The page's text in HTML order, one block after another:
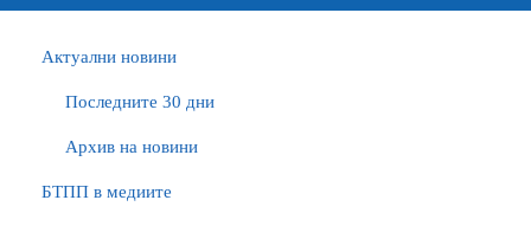
Актуални новини
Последните 30 дни
Архив на новини
БTПП в медиите